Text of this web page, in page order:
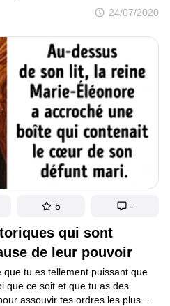
24/07/2020
Par exemple, l’apparition des
personne récupérer le miel
qui sont
de leur pouvoir
tu es tellement puissant que
que ce soit et que tu as des
assouvir tes ordres les plus
5 -